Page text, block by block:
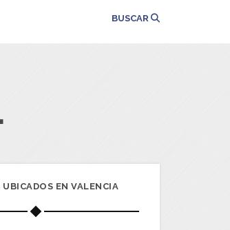
BUSCAR
UBICADOS EN VALENCIA